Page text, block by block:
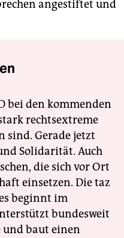
angestiftet und
bei den kommenden
rechtsextreme
sind. Gerade jetzt
Solidarität. Auch
die sich vor Ort
einsetzen. Die taz
beginnt im
bundesweit
baut einen